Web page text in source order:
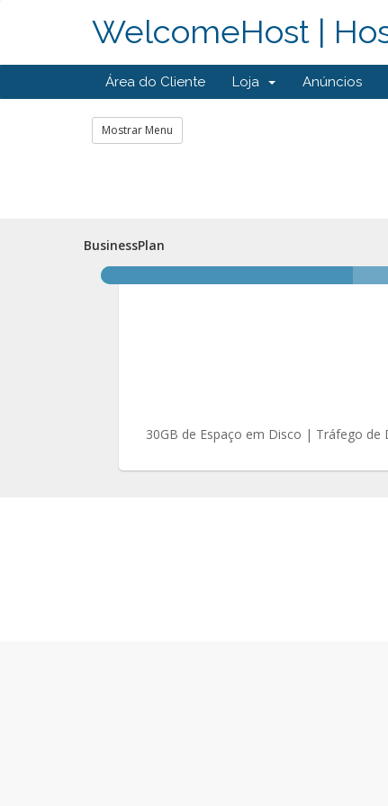
WelcomeHost |
Área do Cliente Loja Anúncios
Mostrar Menu
BusinessPlan
BusinessPlan
30GB de Espaço em Disco | Tráfego de